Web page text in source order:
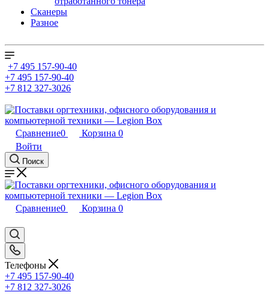
Сканеры
Разное
+7 495 157-90-40
+7 495 157-90-40
+7 812 327-3026
Сравнение0 Корзина 0
Войти
Поиск
Сравнение0 Корзина 0
Телефоны
+7 495 157-90-40
+7 812 327-3026